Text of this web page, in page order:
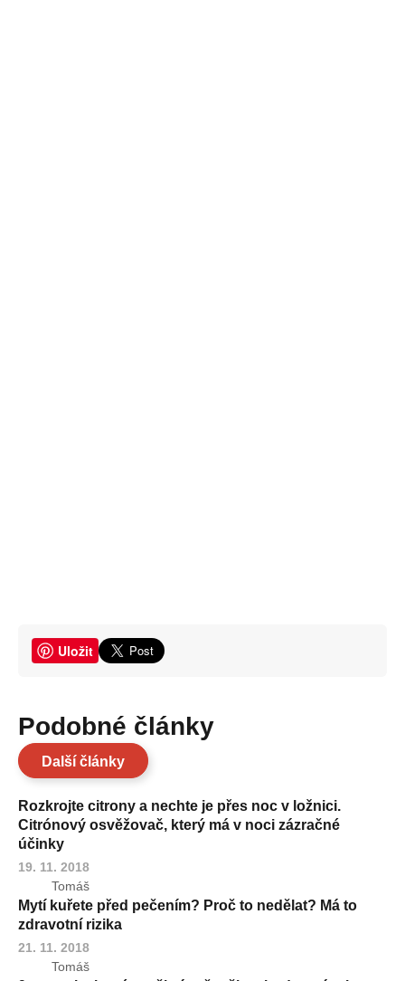
Uložit
Podobné články
Další články
Rozkrojte citrony a nechte je přes noc v ložnici.
Citrónový osvěžovač, který má v noci zázračné
účinky
19. 11. 2018
Tomáš
Mytí kuřete před pečením? Proč to nedělat? Má to
zdravotní rizika
21. 11. 2018
Tomáš